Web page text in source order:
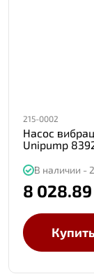
215-0002
Насос
Unipump
В наличии -
8